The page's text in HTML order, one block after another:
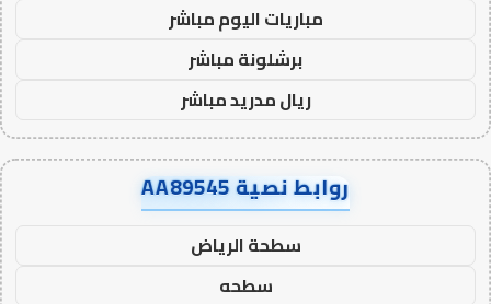
مباريات اليوم مباشر
برشلونة مباشر
ريال مدريد مباشر
روابط نصية AA89545
سطحة الرياض
سطحه